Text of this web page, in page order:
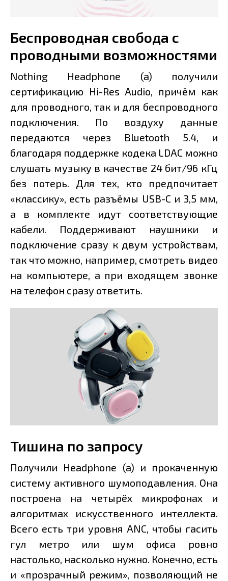
Беспроводная свобода с
проводными возможностями
Nothing Headphone (a) получили
сертификацию Hi-Res Audio, причём как
для проводного, так и для беспроводного
подключения. По воздуху данные
передаются через Bluetooth 5.4, и
благодаря поддержке кодека LDAC можно
слушать музыку в качестве 24 бит/96 кГц
без потерь. Для тех, кто предпочитает
«классику», есть разъёмы USB-C и 3,5 мм,
а в комплекте идут соответствующие
кабели. Поддерживают наушники и
подключение сразу к двум устройствам,
так что можно, например, смотреть видео
на компьютере, а при входящем звонке
на телефон сразу ответить.
Тишина по запросу
Получили Headphone (a) и прокаченную
систему активного шумоподавления. Она
построена на четырёх микрофонах и
алгоритмах искусственного интеллекта.
Всего есть три уровня ANC, чтобы гасить
гул метро или шум офиса ровно
настолько, насколько нужно. Конечно, есть
и «прозрачный режим», позволяющий не